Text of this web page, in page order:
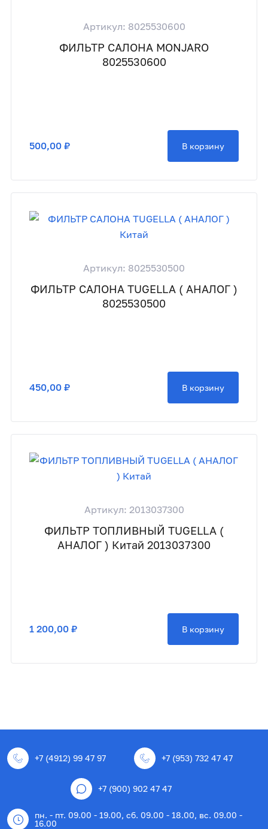
Артикул: 8025530600
ФИЛЬТР САЛОНА MONJARO
8025530600
500,00 ₽ В корзину
Артикул: 8025530500
ФИЛЬТР САЛОНА TUGELLA ( АНАЛОГ )
8025530500
450,00 ₽ В корзину
Артикул: 2013037300
ФИЛЬТР ТОПЛИВНЫЙ TUGELLA (
АНАЛОГ ) Китай 2013037300
1 200,00 ₽ В корзину
+7 (4912) 99 47 97 +7 (953) 732 47 47
+7 (900) 902 47 47
пн. - пт. 09.00 - 19.00, сб. 09.00 - 18.00, вс. 09.00 -
16.00